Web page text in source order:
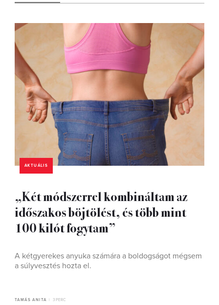
AKTUÁLIS
„Két módszerrel kombináltam az
időszakos böjtölést, és több mint
100 kilót fogytam”
A kétgyerekes anyuka számára a boldogságot mégsem
a súlyvesztés hozta el.
TAMÁS ANITA 3 PERC